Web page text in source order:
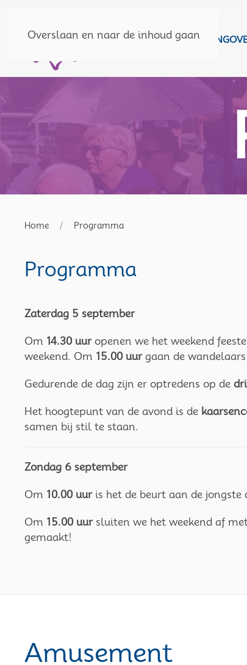
Overslaan en naar de inhoud gaan
HOMEDOE MEESPONSORING
Home Programma
Programma
Zaterdag 5 september
Om 14.30 uuropenen we het weekend
weekend. Om 15.00 uurgaan de
Gedurende de dag zijn er optredens op de
Het hoogtepunt van de avond is de
samen bij stil te staan.
Zondag 6 september
Om 10.00 uuris het de beurt aan de jongste
Om 15.00 uursluiten we het weekend af
gemaakt!
Amusement